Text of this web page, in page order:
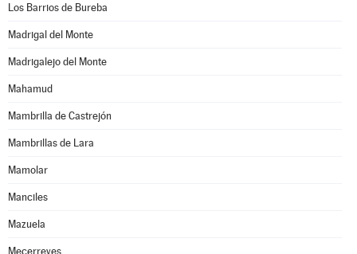
Los Barrios de Bureba
Madrigal del Monte
Madrigalejo del Monte
Mahamud
Mambrilla de Castrejón
Mambrillas de Lara
Mamolar
Manciles
Mazuela
Mecerreyes